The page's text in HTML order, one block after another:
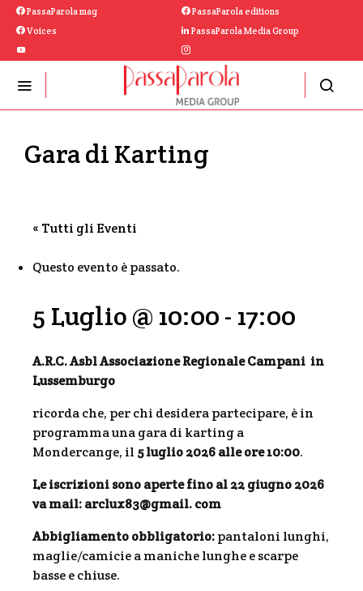
PassaParola mag
PassaParola editions
Voices
PassaParola Media Group
Gara di Karting
« Tutti gli Eventi
Questo evento è passato.
5 Luglio @ 10:00- 17:00
A.R.C. AsblAssociazione Regionale Campani in
Lussemburgo
ricorda che, per chi desidera partecipare, è in
programma una gara di karting a
Mondercange, il 5 luglio 2026 alle ore 10:00.
Le iscrizioni sono aperte fino al 22 giugno 2026
va mail: arclux83@gmail. com
Abbigliamento obbligatorio:pantaloni lunghi,
maglie/camicie a maniche lunghe e scarpe
basse e chiuse.